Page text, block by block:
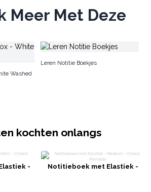
Meer Met Deze
Washed
Leren Notitie Boekjes
kochten onlangs
-
Notitieboek met Elastiek -